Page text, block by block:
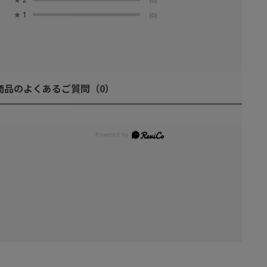
★ 1 (0)
品のよくあるご質問 （0）